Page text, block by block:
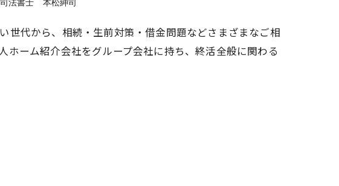
法書士 本松紳司
世代から、相続・生前対策・借金問題などさまざまなご相
ホーム紹介会社をグループ会社に持ち、終活全般に関わる